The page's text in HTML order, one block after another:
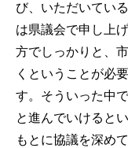
び、いただいてい
は県議会で申し上
方でしっかりと、
くということが必
す。そういった中
と進んでいけると
もとに協議を深め